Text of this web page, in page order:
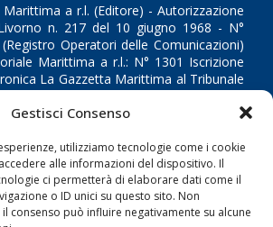
Gestisci Consenso
utilizziamo tecnologie come i cookie
alle informazioni del dispositivo. Il
ci permetterà di elaborare dati come il
o ID unici su questo sito. Non
consenso può influire negativamente su alcune
a r.l. (Editore) - Autorizzazione
n. 217 del 10 giugno 1968 - N°
Operatori delle Comunicazioni)
Marittima a r.l.: N° 1301 Iscrizione
La Gazzetta Marittima al Tribunale
2010.
Shipping
Porti/Interporti